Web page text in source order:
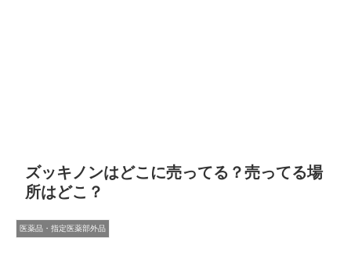
ズッキノンはどこに売ってる？売ってる場
所はどこ？
医薬品・指定医薬部外品